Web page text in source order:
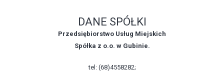
DANE SPÓŁKI
Przedsiębiorstwo Usług Miejskich
Spółka z o.o. w Gubinie.
tel: (68)4558282;